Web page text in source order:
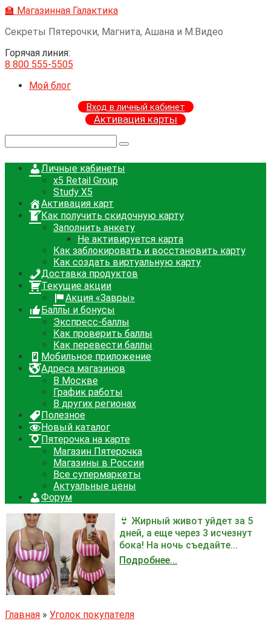
Перейти
контенту
🏫 Магазинная Галактика
Секреты Пятерочки, Магнита, Ашана и М.Видео
Горячая линия:
8 800 555-5505
Мой блог
Вход в личный кабинет
Активация карты
Личные кабинеты
x5 Retail Group
Study X5
Активация карт
Как получить скидочную карту
Заполнить анкету
Не активируется карта
Как заблокировать и восстановить карту
Как создать виртуальную карту
Доставка продуктов
Текущие акции
Акция «Завры»
Баллы и бонусы
Экспресс-баллы
Как проверить баллы
Как перевести баллы
Мобильное приложение
Адреса магазинов
В Москве
График работы
В других регионах
Полезное
Новый каталог
Пятерочка на карте
Магазин Пятерочка
Магазины в России
Все супермаркеты
Актуальные цены
Форум
👙 Жирный живот уйдет за 5
дней, а еще через 3 исчезнут
бока! На ночь съедайте...
Подробнее...
Главная » Уголок покупателя